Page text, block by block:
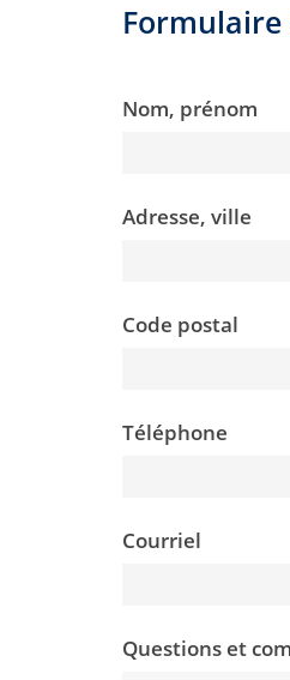
Nom, prénom
Adresse, ville
Code postal
Téléphone
Courriel
Questions et